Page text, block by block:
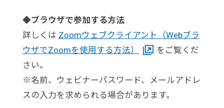
◆ブラウザで参加する方法
詳しくは Zoomウェブクライアント（Webブラ
ウザでZoomを使用する方法）
をご覧くだ
さい。
※名前、ウェビナーパスワード、メールアドレ
スの入力を求められる場合があります。